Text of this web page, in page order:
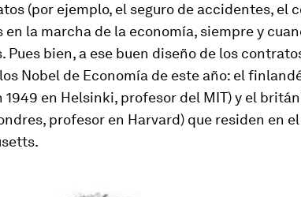
(por ejemplo, el seguro de accidentes, el
en la marcha de la economía, siempre y
Pues bien, a ese buen diseño de los
Nobel de Economía de este año: el
1949 en Helsinki, profesor del MIT) y el
profesor en Harvard) que residen en